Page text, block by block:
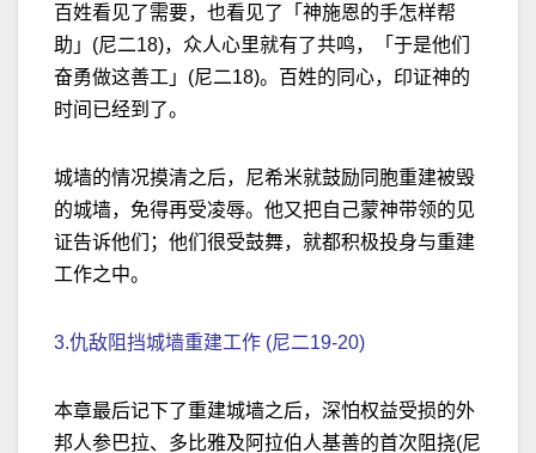
百姓看见了需要，也看见了「神施恩的手怎样帮
助」(尼二18)，众人心里就有了共鸣，「于是他们
奋勇做这善工」(尼二18)。百姓的同心，印证神的
时间已经到了。
城墙的情况摸清之后，尼希米就鼓励同胞重建被毁
的城墙，免得再受凌辱。他又把自己蒙神带领的见
证告诉他们；他们很受鼓舞，就都积极投身与重建
工作之中。
3.仇敌阻挡城墙重建工作 (尼二19-20)
本章最后记下了重建城墙之后，深怕权益受损的外
邦人参巴拉、多比雅及阿拉伯人基善的首次阻挠(尼